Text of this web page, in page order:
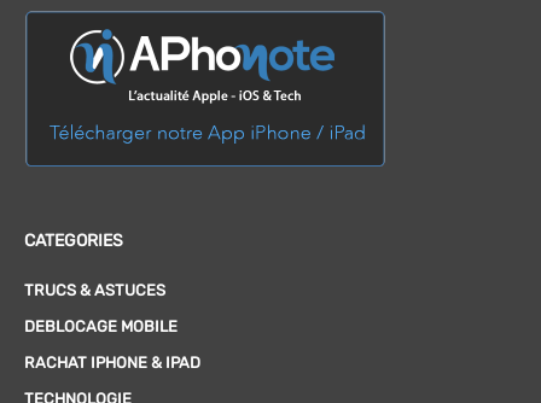
CATEGORIES
TRUCS & ASTUCES
DEBLOCAGE MOBILE
RACHAT IPHONE & IPAD
TECHNOLOGIE